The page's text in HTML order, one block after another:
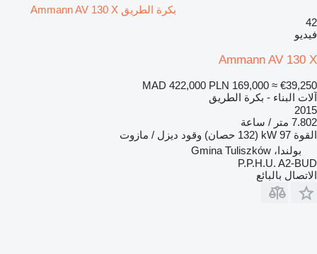
بكرة الطريق Ammann AV 130 X
42
فيديو
Ammann AV 130 X
MAD 422,000 PLN 169,000 ≈ €39,250
آلات البناء - بكرة الطريق
2015
7.802 متر / ساعة
القوة 97 kW (132 حصان) وقود ديزل / مازوت
بولندا، Gmina Tuliszków
P.P.H.U. A2-BUD
الاتصال بالبائع